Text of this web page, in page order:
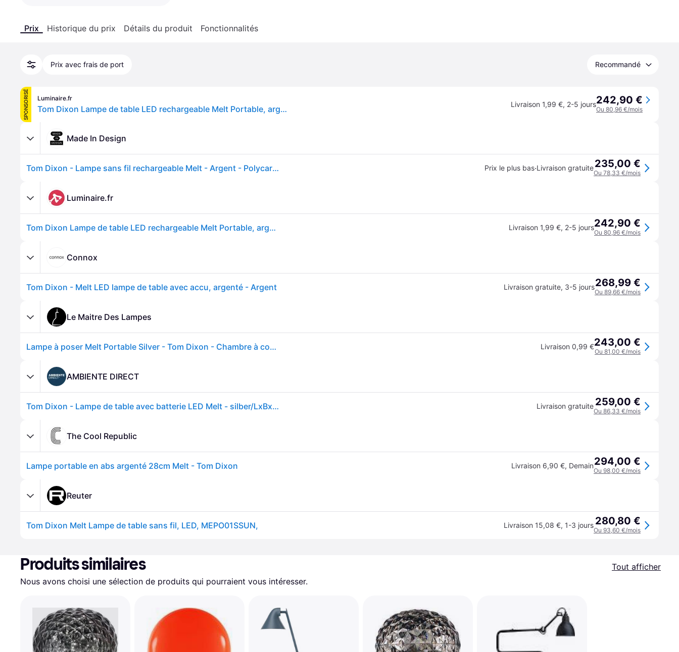
Prix Historique du prix Détails du produit Fonctionnalités
Prix avec frais de port Recommandé
SPONSORISÉ Luminaire.fr
Tom Dixon Lampe de table LED rechargeable Melt Portable, argent, 29 cm Melt, dimmable, argenté, Chambre à coucher, Matière Plastique, Design Livraison 1,99 €, 2-5 jours242,90 €
Ou 80,96 €/mois
Made In Design
Tom Dixon - Lampe sans fil rechargeable Melt - Argent - Polycarbonate - Designer Tom Dixon Prix le plus bas·Livraison gratuite235,00 €
Ou 78,33 €/mois
Luminaire.fr
Tom Dixon Lampe de table LED rechargeable Melt Portable, argent, 29 cm Melt, dimmable, argenté, Chambre à coucher, Matière Plastique, Design Livraison 1,99 €, 2-5 jours242,90 €
Ou 80,96 €/mois
Connox
Tom Dixon - Melt LED lampe de table avec accu, argenté - Argent Livraison gratuite, 3-5 jours268,99 €
Ou 89,66 €/mois
Le Maitre Des Lampes
Lampe à poser Melt Portable Silver - Tom Dixon - Chambre à coucher - Design - Plastique Livraison 0,99 €243,00 €
Ou 81,00 €/mois
AMBIENTE DIRECT
Tom Dixon - Lampe de table avec batterie LED Melt - silber/LxBxH 28,5x13x28cm/LED 2,5W/3000K/100lm/CRI>90/ USB-A Kabel Livraison gratuite 259,00 €
Ou 86,33 €/mois
The Cool Republic
Lampe portable en abs argenté 28cm Melt - Tom Dixon Livraison 6,90 €, Demain294,00 €
Ou 98,00 €/mois
Reuter
Tom Dixon Melt Lampe de table sans fil, LED, MEPO01SSUN, Livraison 15,08 €, 1-3 jours 280,80 €
Ou 93,60 €/mois
Produits similaires
Tout afficher
Nous avons choisi une sélection de produits qui pourraient vous intéresser.